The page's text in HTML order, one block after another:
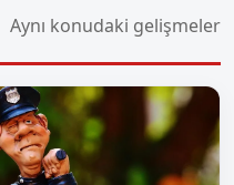
Aynı konudaki gelişmeler